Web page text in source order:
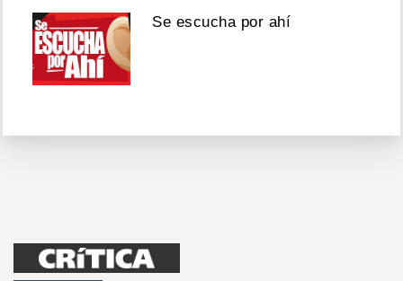
Se escucha por ahí